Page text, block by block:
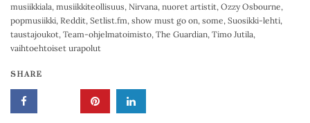
musiikkiala, musiikkiteollisuus, Nirvana, nuoret artistit, Ozzy Osbourne,
popmusiikki, Reddit, Setlist.fm, show must go on, some, Suosikki-lehti,
taustajoukot, Team-ohjelmatoimisto, The Guardian, Timo Jutila,
vaihtoehtoiset urapolut
SHARE